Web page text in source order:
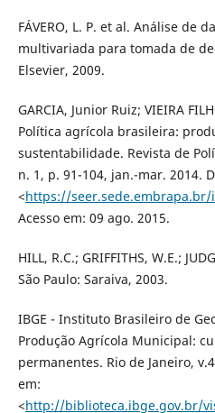
FÁVERO, L. P. et al. Análise de
multivariada para tomada de
Elsevier, 2009.
GARCIA, Junior Ruiz; VIEIRA
Política agrícola brasileira:
sustentabilidade. Revista de
n. 1, p. 91-104, jan.-mar. 2014.
<https://
Acesso em: 09 ago. 2015.
HILL, R.C.; GRIFFITHS, W.E.;
São Paulo: Saraiva, 2003.
IBGE - Instituto Brasileiro de
Produção Agrícola Municipal:
permanentes. Rio de Janeiro,
em:
<http://biblioteca.ibge.gov.br/